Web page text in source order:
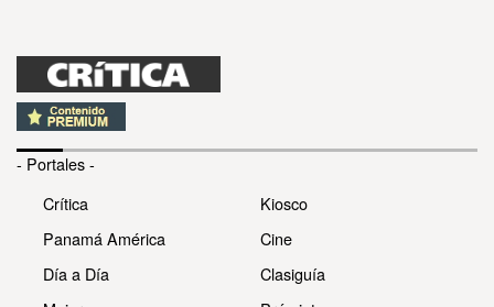
- Portales -
Crítica
Panamá América
Día a Día
Kiosco
Cine
Clasiguía